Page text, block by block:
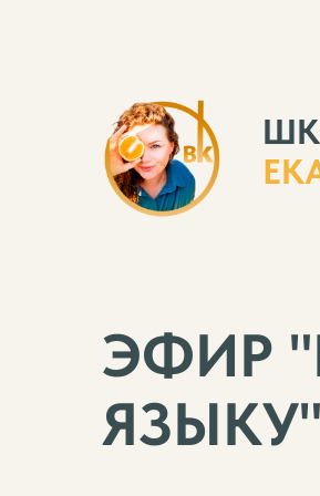
ЭФИР
ЯЗЫКУ"